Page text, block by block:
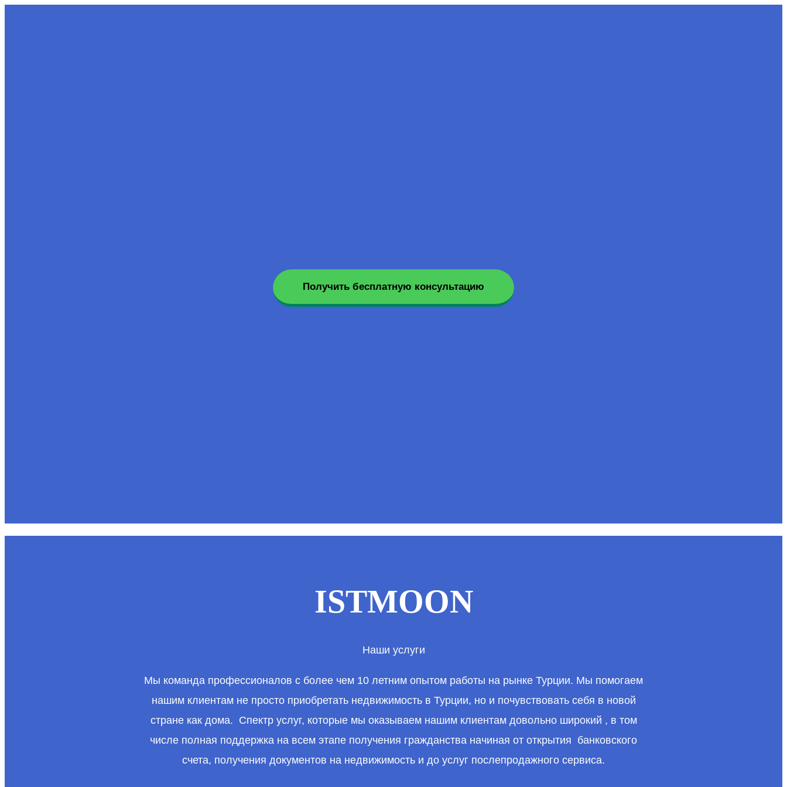
Получить бесплатную консультацию
ISTMOON
Наши услуги
Мы команда профессионалов с более чем 10 летним опытом работы на рынке Турции. Мы помогаем
нашим клиентам не просто приобретать недвижимость в Турции, но и почувствовать себя в новой
стране как дома. Спектр услуг, которые мы оказываем нашим клиентам довольно широкий , в том
числе полная поддержка на всем этапе получения гражданства начиная от открытия банковского
счета, получения документов на недвижимость и до услуг послепродажного сервиса.